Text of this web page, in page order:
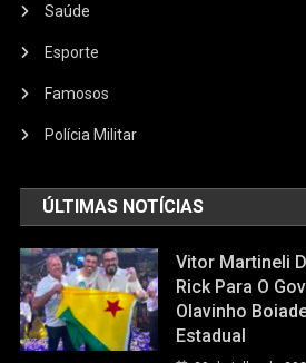
Saúde
Esporte
Famosos
Polícia Militar
ÚLTIMAS NOTÍCIAS
Vitor Martineli
Rick Para O
Olavinho
Estadual